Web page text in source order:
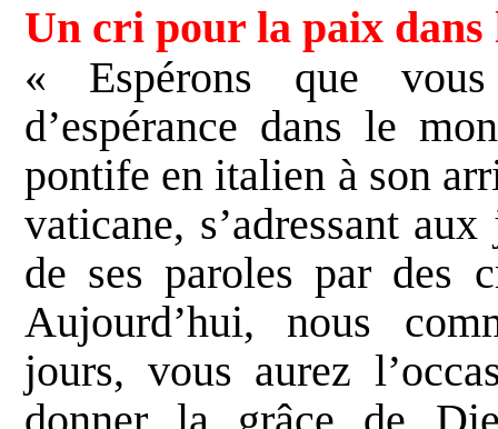
Un cri pour la paix dans
« Espérons que
d’espérance dans le
pontife en italien à son
vaticane, s’adressant
de ses paroles par des
Aujourd’hui, nous
jours, vous aurez